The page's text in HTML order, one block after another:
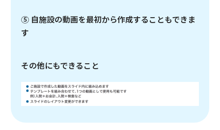
⑤ 自施設の動画を最初から作成することもできま
す
その他にもできること